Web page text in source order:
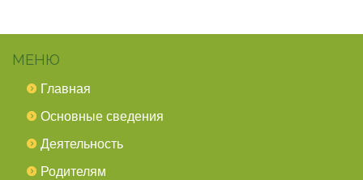
МЕНЮ
Главная
Основные сведения
Деятельность
Родителям